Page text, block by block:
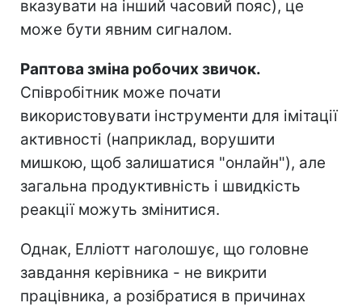
вказувати на інший часовий пояс), це
може бути явним сигналом.
Раптова зміна робочих звичок.
Співробітник може почати
використовувати інструменти для імітації
активності (наприклад, ворушити
мишкою, щоб залишатися "онлайн"), але
загальна продуктивність і швидкість
реакції можуть змінитися.
Однак, Елліотт наголошує, що головне
завдання керівника - не викрити
працівника, а розібратися в причинах